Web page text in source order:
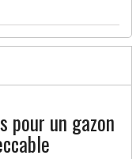
pour un gazon